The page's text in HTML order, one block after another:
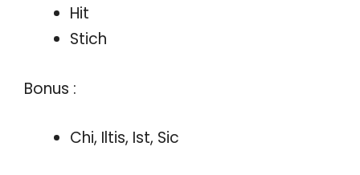
Hit
Stich
Bonus :
Chi, Iltis, Ist, Sic